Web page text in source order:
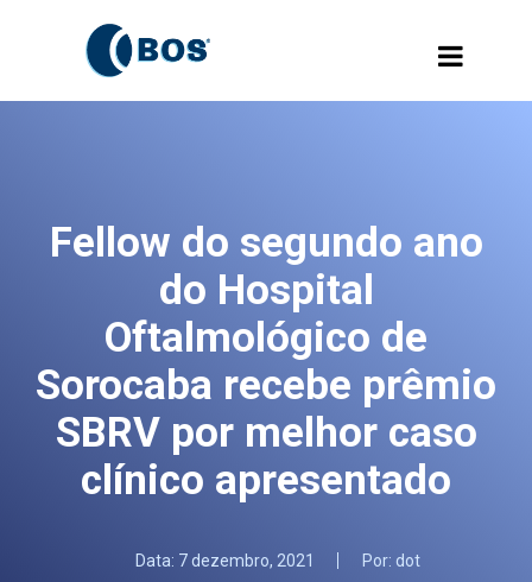
Fellow do segundo ano
do Hospital
Oftalmológico de
Sorocaba recebe prêmio
SBRV por melhor caso
clínico apresentado
Data: 7 dezembro, 2021 Por: dot